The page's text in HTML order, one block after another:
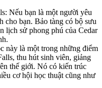
Nếu bạn là một người yêu
cho bạn. Bảo tàng có bộ sưu
lịch sử phong phú của Cedar
này là một trong những điểm
thu hút sinh viên, giảng
thế giới. Nó có kiến trúc
cơ hội học thuật cũng như